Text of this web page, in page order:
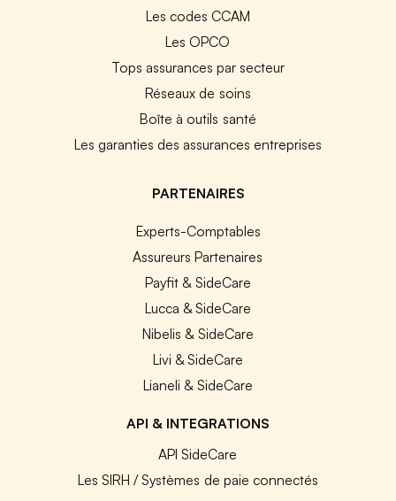
Les codes CCAM
Les OPCO
Tops assurances par secteur
Réseaux de soins
Boîte à outils santé
Les garanties des assurances entreprises
PARTENAIRES
Experts-Comptables
Assureurs Partenaires
Payfit & SideCare
Lucca & SideCare
Nibelis & SideCare
Livi & SideCare
Lianeli & SideCare
API & INTEGRATIONS
API SideCare
Les SIRH / Systèmes de paie connectés